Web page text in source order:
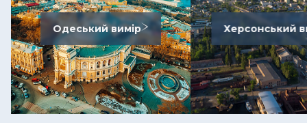
Одеський вимір Херсонський